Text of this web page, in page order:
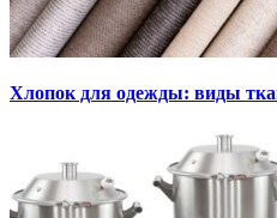
Хлопок для одежды: виды